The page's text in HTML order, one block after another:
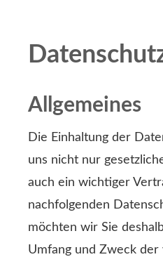
Allgemeines
Die Einhaltung der
uns nicht nur
auch ein wichtiger
nachfolgenden
möchten wir Sie
Umfang und Zweck